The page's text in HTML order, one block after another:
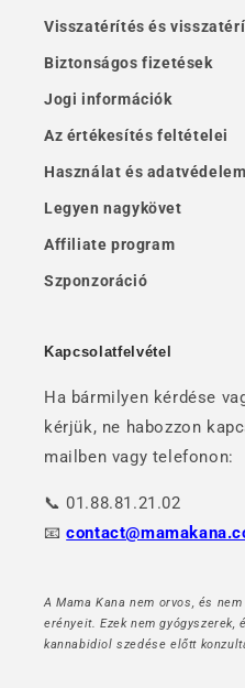
Visszatérítés és
Biztonságos fizetések
Jogi információk
Az értékesítés feltételei
Használat és adatvédelem
Legyen nagykövet
Affiliate program
Szponzoráció
Kapcsolatfelvétel
Ha bármilyen kérdése
kérjük, ne habozzon
mailben vagy telefonon:
📞 01.88.81.21.02
📧
A Mama Kana nem orvos, és
erényeit. Ezek nem
kannabidiol szedése előtt